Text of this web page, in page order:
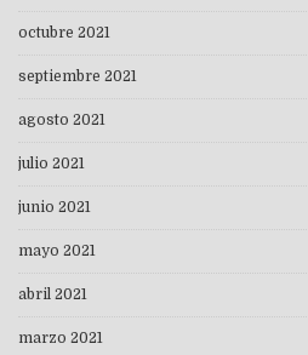
octubre 2021
septiembre 2021
agosto 2021
julio 2021
junio 2021
mayo 2021
abril 2021
marzo 2021